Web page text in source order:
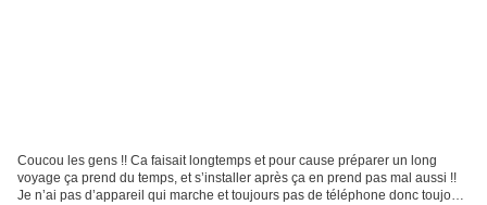
Coucou les gens !! Ca faisait longtemps et pour cause préparer un long
voyage ça prend du temps, et s’installer après ça en prend pas mal aussi !!
Je n’ai pas d’appareil qui marche et toujours pas de téléphone donc toujours